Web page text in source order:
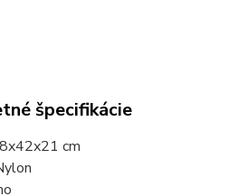
špecifikácie
cm